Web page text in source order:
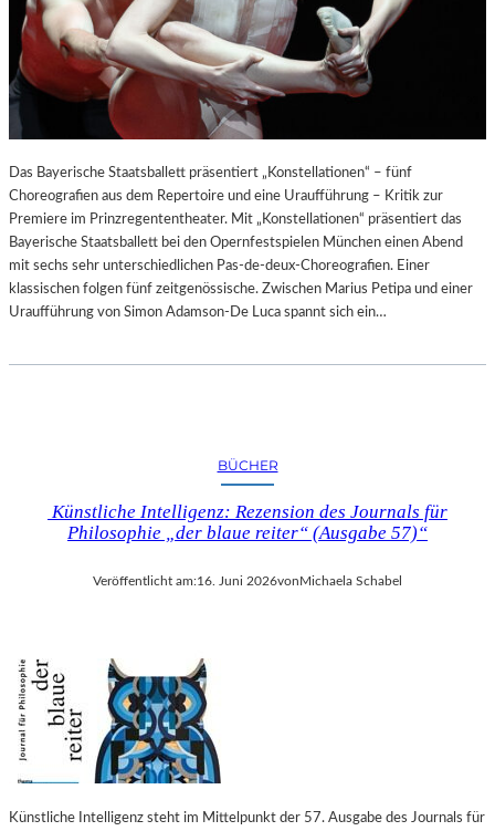
Das Bayerische Staatsballett präsentiert „Konstellationen“ – fünf
Choreografien aus dem Repertoire und eine Uraufführung – Kritik zur
Premiere im Prinzregententheater. Mit „Konstellationen“ präsentiert das
Bayerische Staatsballett bei den Opernfestspielen München einen Abend
mit sechs sehr unterschiedlichen Pas-de-deux-Choreografien. Einer
klassischen folgen fünf zeitgenössische. Zwischen Marius Petipa und einer
Uraufführung von Simon Adamson-De Luca spannt sich ein…
BÜCHER
Künstliche Intelligenz: Rezension des Journals für
Philosophie „der blaue reiter“ (Ausgabe 57)“
Veröffentlicht am:16. Juni 2026von Michaela Schabel
Künstliche Intelligenz steht im Mittelpunkt der 57. Ausgabe des Journals für